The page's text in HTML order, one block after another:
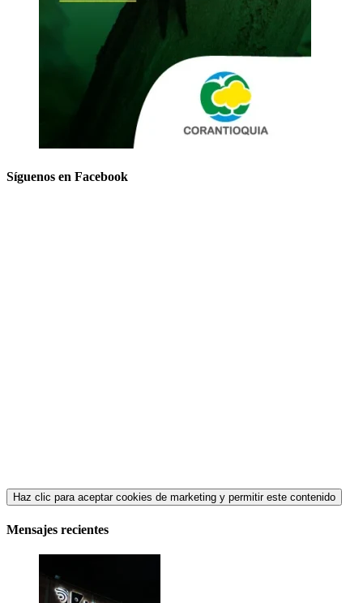
Síguenos en Facebook
Haz clic para aceptar cookies de marketing y permitir este contenido
Mensajes recientes